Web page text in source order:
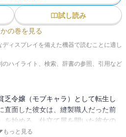
試し読み
の巻を見る
ィスプレイを備えた機器で読むことに適し
ハイライト、検索、辞書の参照、引用など
乏令嬢（モブキャラ）として転生し
直面した彼女は、縫製職人だった前
を始める。仕立て屋を開いた彼女の
・・？ 貧乏令嬢が服の魔法でみんな
もっと見る